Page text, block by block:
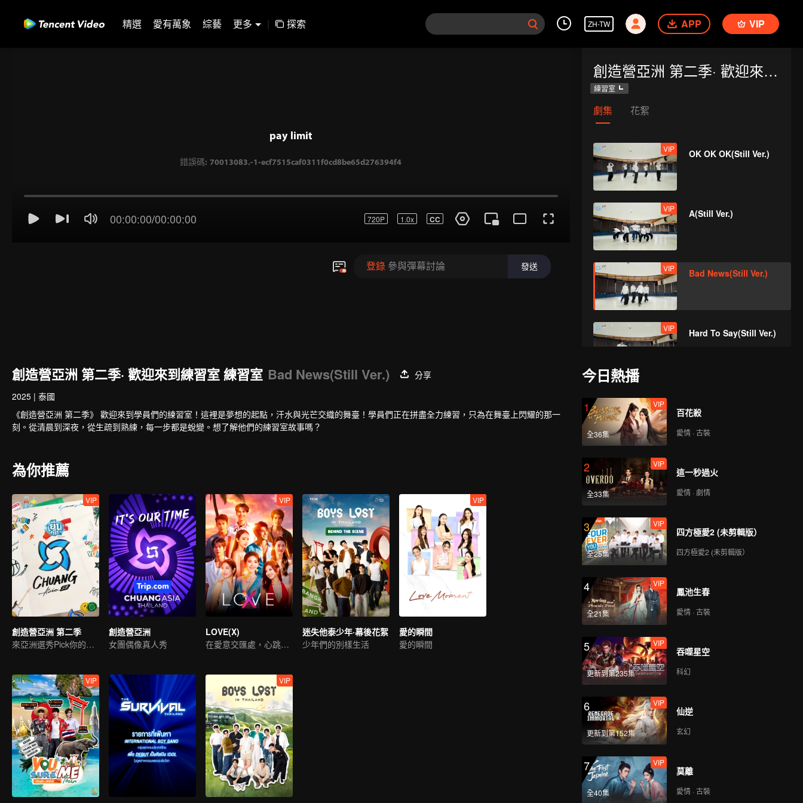
精選 愛有萬象 綜藝 更多 | 探索 ZH-TW APP VIP
pay limit
錯誤碼: 70013083.-1-ecf7515caf0311f0cd8be65d276394f4
00:00:00/00:00:00 720P 1.0x CC
登錄 參與彈幕討論 發送
創造營亞洲 第二季· 歡迎來到練習室
練習室
劇集 花絮
VIP OK OK OK(Still Ver.)
VIP A(Still Ver.)
VIP Bad News(Still Ver.)
VIP Hard To Say(Still Ver.)
VIP
VIP
Road(Still Ver.)
VIP
VIP
VIP
VIP
Ver.)
創造營亞洲 第二季· 歡迎來到練習室 練習室 Bad News(Still Ver.)
分享
2025 | 泰國
《創造營亞洲 第二季》 歡迎來到學員們的練習室！這裡是夢想的起點，汗水與光芒交織的舞臺！學員們正在拼盡全力練習，只為在舞臺上閃耀的那一
刻。從清晨到深夜，從生疏到熟練，每一步都是蛻變。想了解他們的練習室故事嗎？
為你推薦
VIP
創造營亞洲 第二季
來亞洲選秀Pick你的偶像
創造營亞洲
女團偶像真人秀
VIP
LOVE(X)
在愛意交匯處，心跳奏響繽紛旋律
迷失他泰少年·幕後花絮
少年們的別樣生活
VIP
愛的瞬間
愛的瞬間
VIP VIP
今日熱播
1
全36集
VIP
百花殺
愛情 · 古裝
2
全33集
VIP
這一秒過火
愛情 · 劇情
3
全25集
VIP
四方極愛2 (未剪輯版）
四方極愛2 (未剪輯版）
4
全21集
VIP
鳳池生春
愛情 · 古裝
5
更新到第235集
VIP
吞噬星空
科幻
6
更新到第152集
VIP
仙逆
玄幻
7
全40集
VIP
莫離
愛情 · 古裝